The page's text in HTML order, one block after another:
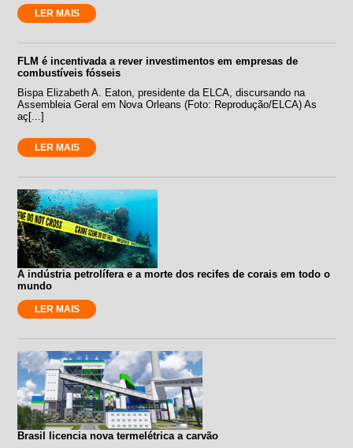
LER MAIS
FLM é incentivada a rever investimentos em empresas de
combustíveis fósseis
Bispa Elizabeth A. Eaton, presidente da ELCA, discursando na
Assembleia Geral em Nova Orleans (Foto: Reprodução/ELCA) As
aç[...]
LER MAIS
A indústria petrolífera e a morte dos recifes de corais em todo o
mundo
LER MAIS
Brasil licencia nova termelétrica a carvão